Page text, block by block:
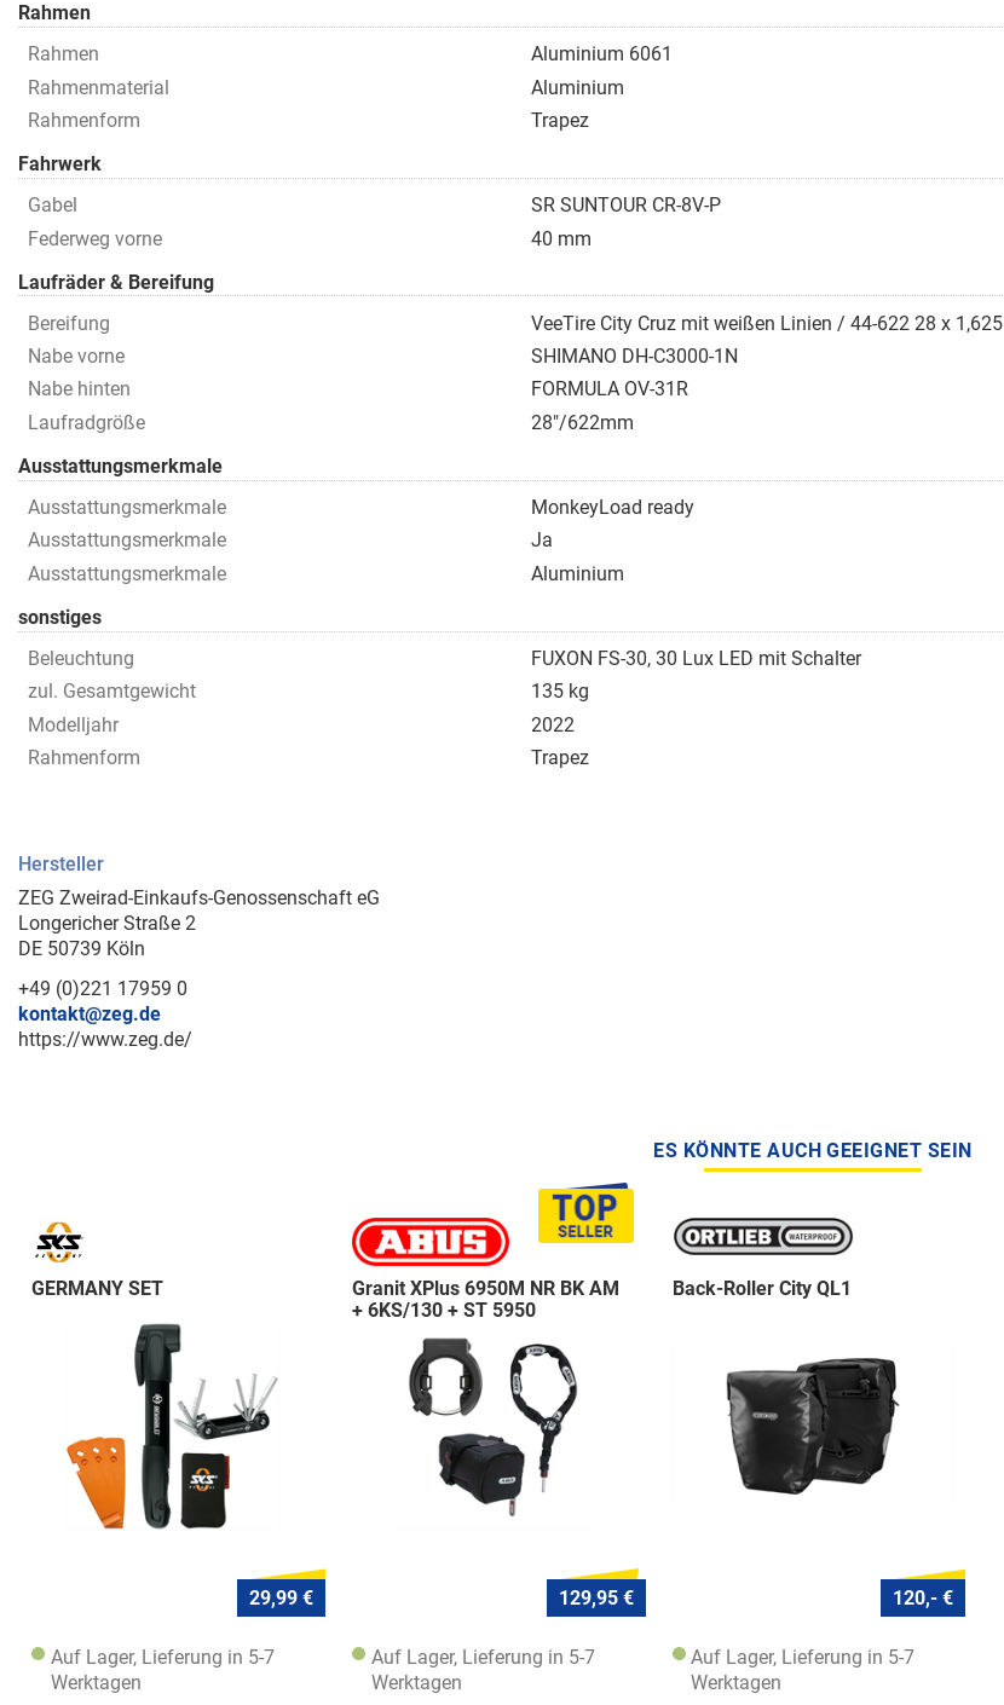
Rahmen
Rahmen
Aluminium 6061
Rahmenmaterial
Aluminium
Rahmenform
Trapez
Fahrwerk
Gabel
SR SUNTOUR CR-8V-P
Federweg vorne
40 mm
Laufräder & Bereifung
Bereifung
VeeTire City Cruz mit weißen Linien / 44-622 28 x 1,625
Nabe vorne
SHIMANO DH-C3000-1N
Nabe hinten
FORMULA OV-31R
Laufradgröße
28"/622mm
Ausstattungsmerkmale
Ausstattungsmerkmale
MonkeyLoad ready
Ausstattungsmerkmale
Ja
Ausstattungsmerkmale
Aluminium
sonstiges
Beleuchtung
FUXON FS-30, 30 Lux LED mit Schalter
zul. Gesamtgewicht
135 kg
Modelljahr
2022
Rahmenform
Trapez
Hersteller
ZEG Zweirad-Einkaufs-Genossenschaft eG
Longericher Straße 2
DE 50739 Köln
+49 (0)221 17959 0
kontakt@zeg.de
https://www.zeg.de/
ES KÖNNTE AUCH GEEIGNET SEIN
GERMANY SET
29,99 €
Auf Lager, Lieferung in 5-7
Werktagen
Granit XPlus 6950M NR BK AM
+ 6KS/130 + ST 5950
129,95 €
Auf Lager, Lieferung in 5-7
Werktagen
Back-Roller City QL1
120,- €
Auf Lager, Lieferung in 5-7
Werktagen